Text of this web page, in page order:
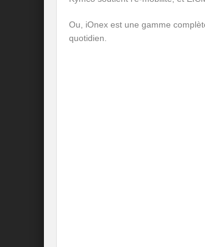
Ou, iOnex est une gamme
quotidien.